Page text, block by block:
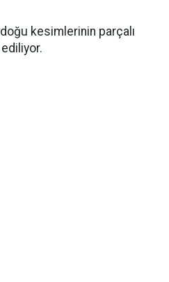
kesimlerinin parçalı